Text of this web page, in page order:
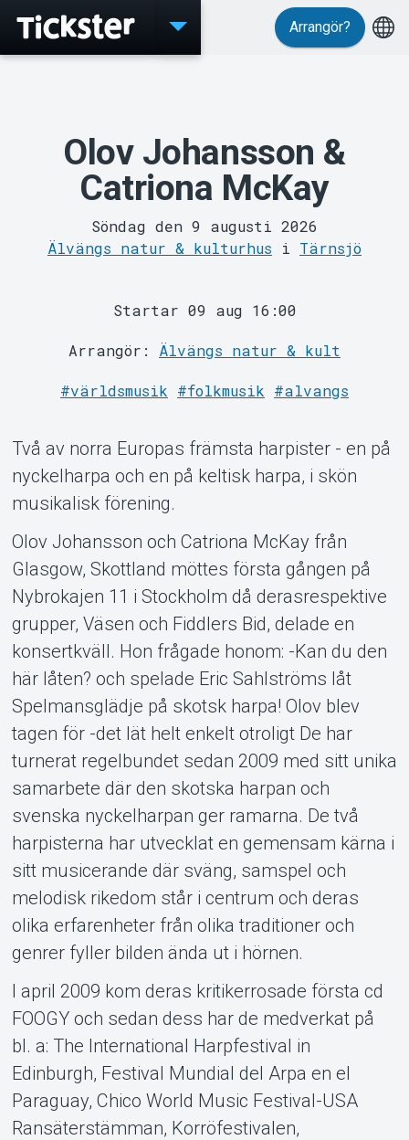
MyTickster
Support
Om Tickster
Arrangör?
Olov Johansson &
Catriona McKay
Söndag den 9 augusti 2026
Älvängs natur & kulturhus i Tärnsjö
Startar 09 aug 16:00
Arrangör: Älvängs natur & kult
#världsmusik #folkmusik #alvangs
Två av norra Europas främsta harpister - en på
nyckelharpa och en på keltisk harpa, i skön
musikalisk förening.
Olov Johansson och Catriona McKay från
Glasgow, Skottland möttes första gången på
Nybrokajen 11 i Stockholm då derasrespektive
grupper, Väsen och Fiddlers Bid, delade en
konsertkväll. Hon frågade honom: -Kan du den
här låten? och spelade Eric Sahlströms låt
Spelmansglädje på skotsk harpa! Olov blev
tagen för -det lät helt enkelt otroligt De har
turnerat regelbundet sedan 2009 med sitt unika
samarbete där den skotska harpan och
svenska nyckelharpan ger ramarna. De två
harpisterna har utvecklat en gemensam kärna i
sitt musicerande där sväng, samspel och
melodisk rikedom står i centrum och deras
olika erfarenheter från olika traditioner och
genrer fyller bilden ända ut i hörnen.
I april 2009 kom deras kritikerrosade första cd
FOOGY och sedan dess har de medverkat på
bl. a: The International Harpfestival in
Edinburgh, Festival Mundial del Arpa en el
Paraguay, Chico World Music Festival-USA
Ransäterstämman, Korröfestivalen,